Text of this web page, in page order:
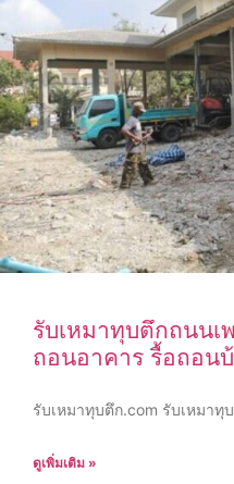
รับเหมาทุบตึกถนนเ
ถอนอาคาร รื้อถอน
รับเหมาทุบตึก.com รับเหมาทุ
ดูเพิ่มเติม »